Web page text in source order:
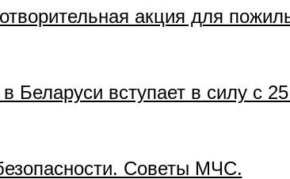
акция для
Беларуси вступает в силу с
Советы МЧС.